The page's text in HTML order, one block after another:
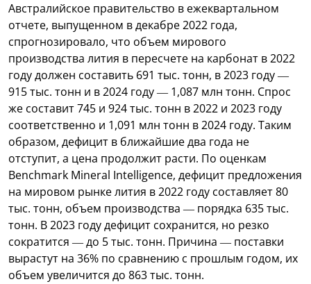
Австралийское правительство в ежеквартальном
отчете, выпущенном в декабре 2022 года,
спрогнозировало, что объем мирового
производства лития в пересчете на карбонат в 2022
году должен составить 691 тыс. тонн, в 2023 году —
915 тыс. тонн и в 2024 году — 1,087 млн тонн. Спрос
же составит 745 и 924 тыс. тонн в 2022 и 2023 году
соответственно и 1,091 млн тонн в 2024 году. Таким
образом, дефицит в ближайшие два года не
отступит, а цена продолжит расти. По оценкам
Benchmark Mineral Intelligence, дефицит предложения
на мировом рынке лития в 2022 году составляет 80
тыс. тонн, объем производства — порядка 635 тыс.
тонн. В 2023 году дефицит сохранится, но резко
сократится — до 5 тыс. тонн. Причина — поставки
вырастут на 36% по сравнению с прошлым годом, их
объем увеличится до 863 тыс. тонн.